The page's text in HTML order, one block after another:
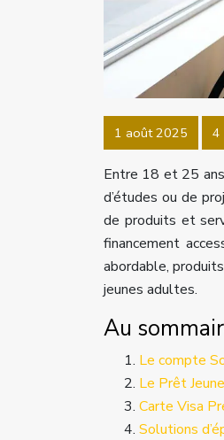
1 août 2025 4
Entre 18 et 25
d’études ou de
de produits et
financement
abordable,
jeunes adultes.
Au
Le compte
Le Prêt
Carte Visa
Solutions